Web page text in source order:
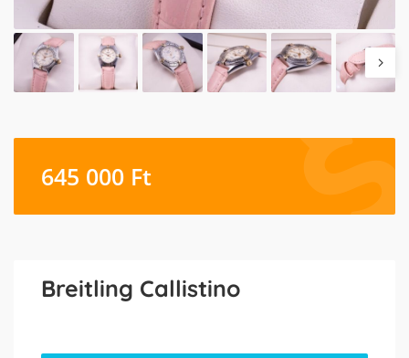
645 000 Ft
Breitling Callistino